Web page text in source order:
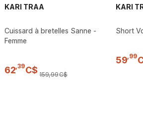
KARI TRAA
Cuissard à bretelles Sanne -
Femme
62,39C$ 159,99C$
KARI
Short
59,99